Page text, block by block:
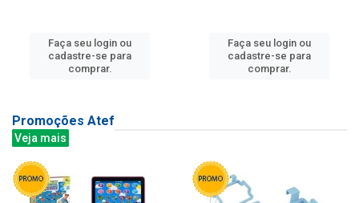
Faça seu login ou
cadastre-se para
comprar.
Faça seu login ou
cadastre-se para
comprar.
Promoções Atef
Veja mais